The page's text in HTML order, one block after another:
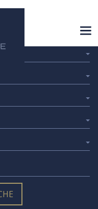
idéale ici